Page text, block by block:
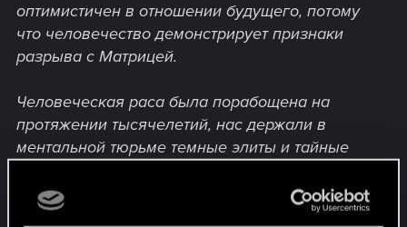
оптимистичен в отношении будущего, потому
что человечество демонстрирует признаки
разрыва с Матрицей.
Человеческая раса была порабощена на
протяжении тысячелетий, нас держали в
ментальной тюрьме темные элиты и тайные
чтобы подавить и помешать нам реализовать
свой потенциал.